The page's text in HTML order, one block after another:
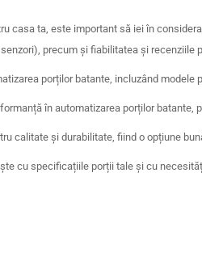
casa ta, este important să iei în
precum și fiabilitatea și recenziile
porților batante, incluzând modele
în automatizarea porților batante,
calitate și durabilitate, fiind o opțiune
cu specificațiile porții tale și cu